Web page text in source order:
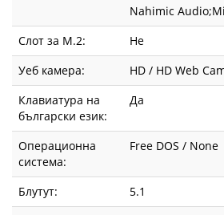
Nahimic
Слот за М.2:
Не
Уеб камера:
HD / HD Web
Клавиатура на
български език:
Да
Операционна
система:
Free DOS / None
Блутут:
5.1